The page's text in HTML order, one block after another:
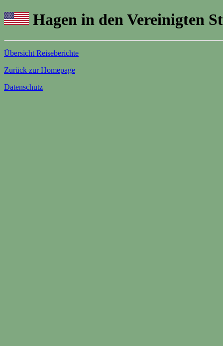
Hagen in den Vereinigten
Übersicht Reiseberichte
Zurück zur Homepage
Datenschutz